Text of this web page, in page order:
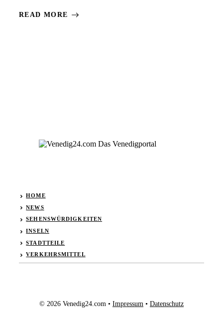
READ MORE
HOME
NEWS
SEHENSWÜRDIGKEITEN
INSELN
STADTTEILE
VERKEHRSMITTEL
© 2026 Venedig24.com • Impressum • Datenschutz